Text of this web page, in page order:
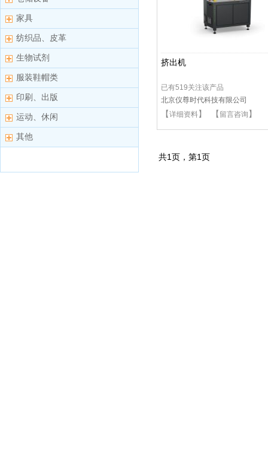
家具
纺织品、皮革
生物试剂
服装鞋帽类
印刷、出版
运动、休闲
其他
挤出机
已有519关注该产品
北京仪尊时代科技有限公司
【详细资料】 【 留言咨询 】
共1页，第1页